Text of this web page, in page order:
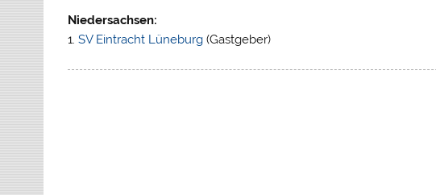
Niedersachsen:
1.SV Eintracht Lüneburg (Gastgeber)